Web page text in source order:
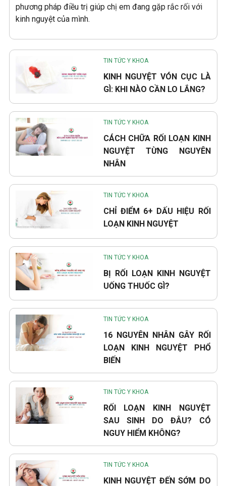
phương pháp điều trị giúp chị em đang gặp rắc rối với
kinh nguyệt của mình.
TIN TỨC Y KHOA
KINH NGUYỆT VÓN CỤC LÀ
GÌ: KHI NÀO CẦN LO LẮNG?
TIN TỨC Y KHOA
CÁCH CHỮA RỐI LOẠN KINH
NGUYỆT TỪNG NGUYÊN
NHÂN
TIN TỨC Y KHOA
CHỈ ĐIỂM 6+ DẤU HIỆU RỐI
LOẠN KINH NGUYỆT
TIN TỨC Y KHOA
BỊ RỐI LOẠN KINH NGUYỆT
UỐNG THUỐC GÌ?
TIN TỨC Y KHOA
16 NGUYÊN NHÂN GÂY RỐI
LOẠN KINH NGUYỆT PHỔ
BIẾN
TIN TỨC Y KHOA
RỐI LOẠN KINH NGUYỆT
SAU SINH DO ĐÂU? CÓ
NGUY HIỂM KHÔNG?
TIN TỨC Y KHOA
KINH NGUYỆT ĐẾN SỚM DO